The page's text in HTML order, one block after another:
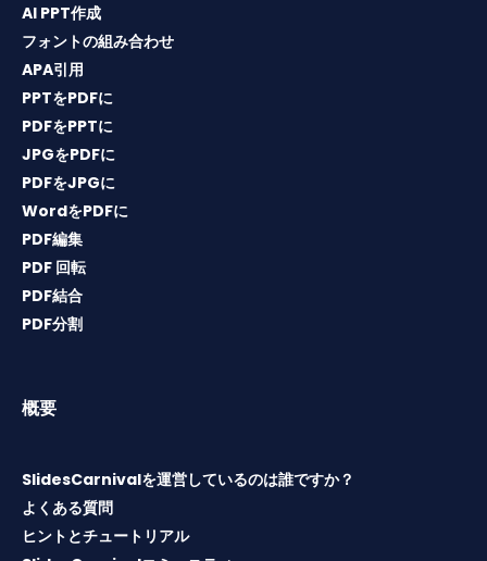
AI PPT作成
フォントの組み合わせ
APA引用
PPTをPDFに
PDFをPPTに
JPGをPDFに
PDFをJPGに
WordをPDFに
PDF編集
PDF 回転
PDF結合
PDF分割
概要
SlidesCarnivalを運営しているのは誰ですか？
よくある質問
ヒントとチュートリアル